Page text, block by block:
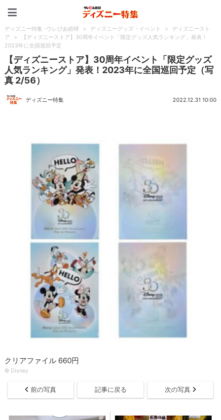
ディズニー特集 -ウレぴあ総研 > ディズニーグッズ・イベント >
ディズニースト
ア
>
【ディズニーストア】30周年イベント「限定グッズ人気ランキング」発表！
2023年に全国巡回予定
【ディズニーストア】30周年イベント「限定グッズ
人気ランキング」発表！2023年に全国巡回予定（写
真 2/56）
ディズニー特集 2022.12.31 10:00
クリアファイル 660円
© Disney
前の写真 記事に戻る 次の写真